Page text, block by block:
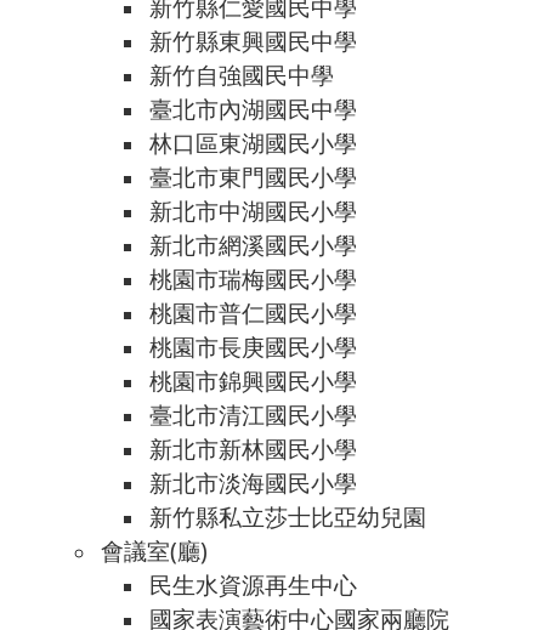
新竹縣仁愛國民中學
新竹縣東興國民中學
新竹自強國民中學
臺北市內湖國民中學
林口區東湖國民小學
臺北市東門國民小學
新北市中湖國民小學
新北市網溪國民小學
桃園市瑞梅國民小學
桃園市普仁國民小學
桃園市長庚國民小學
桃園市錦興國民小學
臺北市清江國民小學
新北市新林國民小學
新北市淡海國民小學
新竹縣私立莎士比亞幼兒園
會議室(廳)
民生水資源再生中心
國家表演藝術中心國家兩廳院